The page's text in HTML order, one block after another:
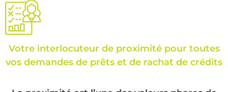
Votre interlocuteur de proximité pour toutes
vos demandes de prêts et de rachat de crédits